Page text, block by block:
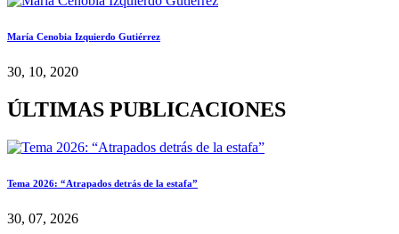
María Cenobia Izquierdo Gutiérrez
30, 10, 2020
ÚLTIMAS PUBLICACIONES
Tema 2026: “Atrapados detrás de la estafa”
30, 07, 2026